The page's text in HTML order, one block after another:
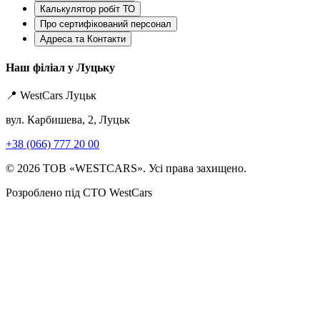
Калькулятор робіт ТО
Про сертифікований персонал
Адреса та Контакти
Наш філіал у Луцьку
📍 WestCars Луцьк
вул. Карбишева, 2, Луцьк
+38 (066) 777 20 00
© 2026 ТОВ «WESTCARS». Усі права захищено.
Розроблено під СТО WestCars